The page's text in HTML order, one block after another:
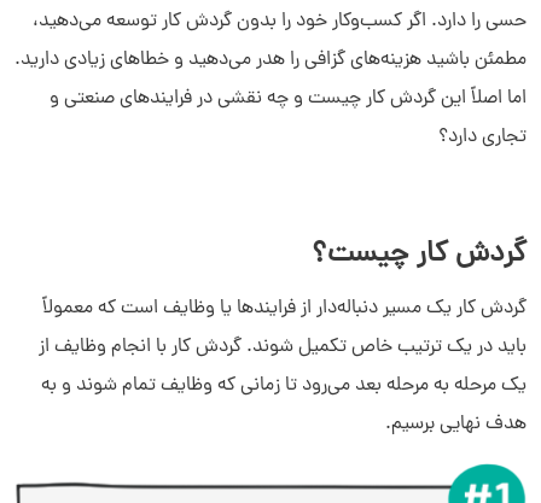
اجزای اصلی گردش کار چیست؟
چطور می‌توان گردش کار طراحی کرد؟
نمودار گردش کار
فرایند سیستم گردش کار چیست؟
چطور می‌توانیم گردش کار خود را اتوماتیک کنیم؟
حسی را دارد. اگر کسب‌وکار خود را بدون گردش کار توسعه می‌دهید،
مطمئن باشید هزینه‌های گزافی را هدر می‌دهید و خطاهای زیادی دارید.
اما اصلاً این گردش کار چیست و چه نقشی در فرایندهای صنعتی و
تجاری دارد؟
گردش کار چیست؟
گردش کار یک مسیر دنباله‌دار از فرایندها یا وظایف است که معمولاً
باید در یک ترتیب خاص تکمیل شوند. گردش کار با انجام وظایف از
یک مرحله به مرحله بعد می‌رود تا زمانی که وظایف تمام شوند و به
هدف نهایی برسیم.